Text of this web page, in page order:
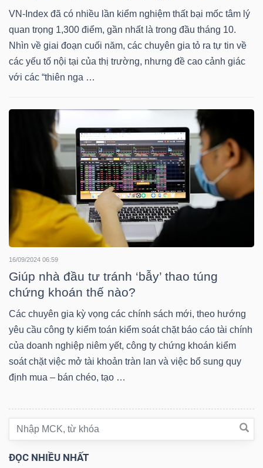
VN-Index đã có nhiều lần kiểm nghiệm thất bại mốc tâm lý
quan trọng 1,300 điểm, gần nhất là trong đầu tháng 10.
Nhìn về giai đoạn cuối năm, các chuyên gia tỏ ra tự tin về
các yếu tố nội tại của thị trường, nhưng đề cao cảnh giác
với các “thiên nga …
16/09/2024 06:59
Giúp nhà đầu tư tránh ‘bẫy’ thao túng
chứng khoán thế nào?
Các chuyên gia kỳ vọng các chính sách mới, theo hướng
yêu cầu công ty kiểm toán kiểm soát chặt báo cáo tài chính
của doanh nghiệp niêm yết, công ty chứng khoán kiểm
soát chặt việc mở tài khoản tràn lan và việc bổ sung quy
định mua – bán chéo, tạo …
ĐỌC NHIỀU NHẤT
DOANH
NGHIỆP
SINH
PHIẾU
CÔNG
CỤ
ĐẦU
TƯ
TRUY
DỮ